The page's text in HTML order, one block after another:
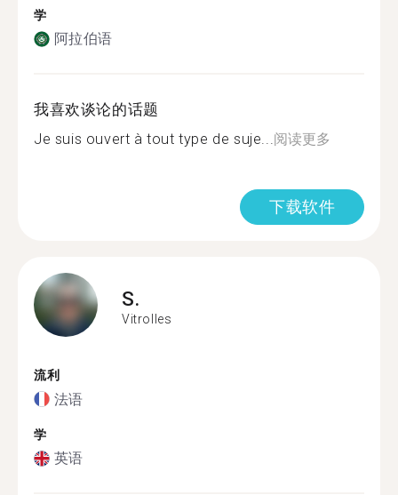
学
阿拉伯语
我喜欢谈论的话题
Je suis ouvert à tout type de suje...阅读更多
下载软件
S.
Vitrolles
流利
法语
学
英语